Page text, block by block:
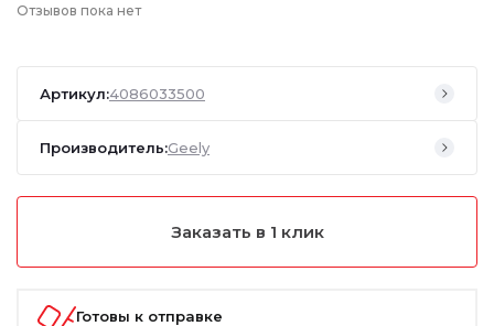
Отзывов пока нет
Артикул:4086033500
Производитель:Geely
Заказать в 1 клик
Готовы к отправке